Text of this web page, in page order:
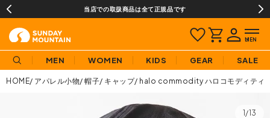
当店での取扱商品は全て正規品です
MEN WOMEN KIDS GEAR SALE
HOME アパレル小物 帽子 キャップ halo commodity ハロコモディティ
1/13